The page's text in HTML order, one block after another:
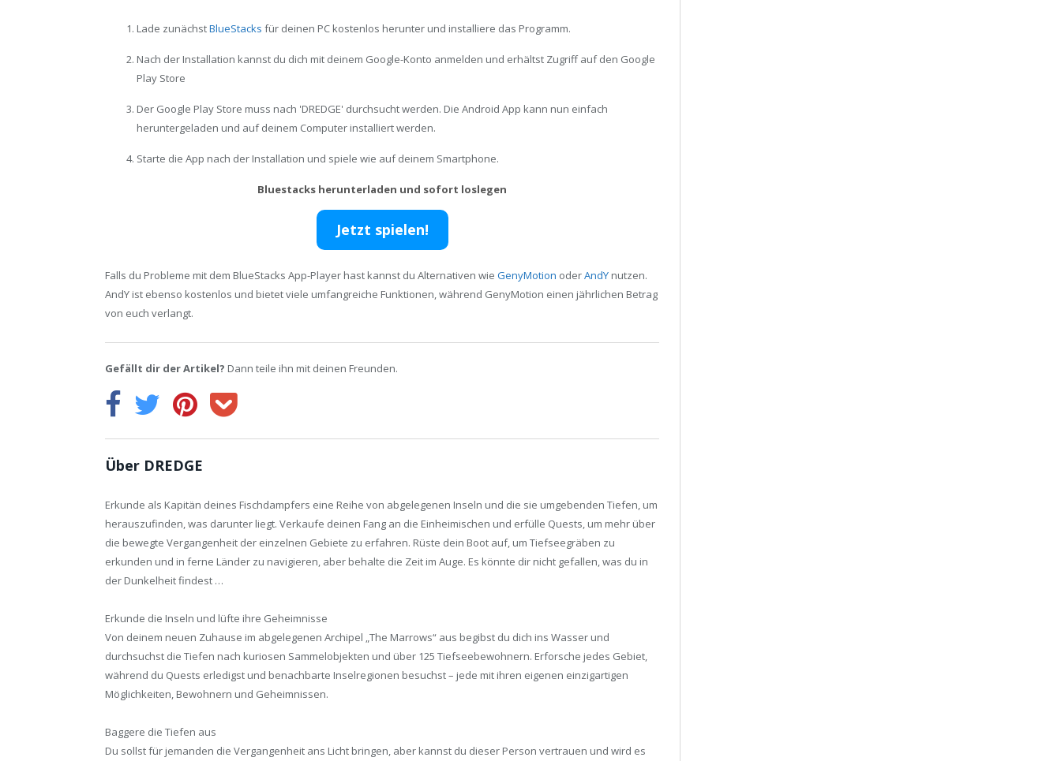
Lade zunächstBlueStacks für deinen PC kostenlos herunter und installiere das Programm.
Nach der Installation kannst du dich mit deinem Google-Konto anmelden und erhältst Zugriff auf den Google
Play Store
Der Google Play Store muss nach 'DREDGE' durchsucht werden. Die Android App kann nun einfach
heruntergeladen und auf deinem Computer installiert werden.
Starte die App nach der Installation und spiele wie auf deinem Smartphone.
Bluestacks herunterladen und sofort loslegen
Jetzt spielen!
Falls du Probleme mit dem BlueStacks App-Player hast kannst du Alternativen wie GenyMotion oderAndY nutzen.
AndY ist ebenso kostenlos und bietet viele umfangreiche Funktionen, während GenyMotion einen jährlichen Betrag
von euch verlangt.
Gefällt dir der Artikel? Dann teile ihn mit deinen Freunden.
Über DREDGE
Erkunde als Kapitän deines Fischdampfers eine Reihe von abgelegenen Inseln und die sie umgebenden Tiefen, um
herauszufinden, was darunter liegt. Verkaufe deinen Fang an die Einheimischen und erfülle Quests, um mehr über
die bewegte Vergangenheit der einzelnen Gebiete zu erfahren. Rüste dein Boot auf, um Tiefseegräben zu
erkunden und in ferne Länder zu navigieren, aber behalte die Zeit im Auge. Es könnte dir nicht gefallen, was du in
der Dunkelheit findest …
Erkunde die Inseln und lüfte ihre Geheimnisse
Von deinem neuen Zuhause im abgelegenen Archipel „The Marrows“ aus begibst du dich ins Wasser und
durchsuchst die Tiefen nach kuriosen Sammelobjekten und über 125 Tiefseebewohnern. Erforsche jedes Gebiet,
während du Quests erledigst und benachbarte Inselregionen besuchst – jede mit ihren eigenen einzigartigen
Möglichkeiten, Bewohnern und Geheimnissen.
Baggere die Tiefen aus
Du sollst für jemanden die Vergangenheit ans Licht bringen, aber kannst du dieser Person vertrauen und wird es